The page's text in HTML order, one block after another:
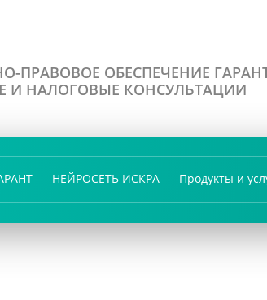
ПРАВОВОЕ ОБЕСПЕЧЕНИЕ
И НАЛОГОВЫЕ КОНСУЛЬТАЦИИ
НЕЙРОСЕТЬ ИСКРА Продукты и